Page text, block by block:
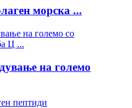
морска ...
на големо